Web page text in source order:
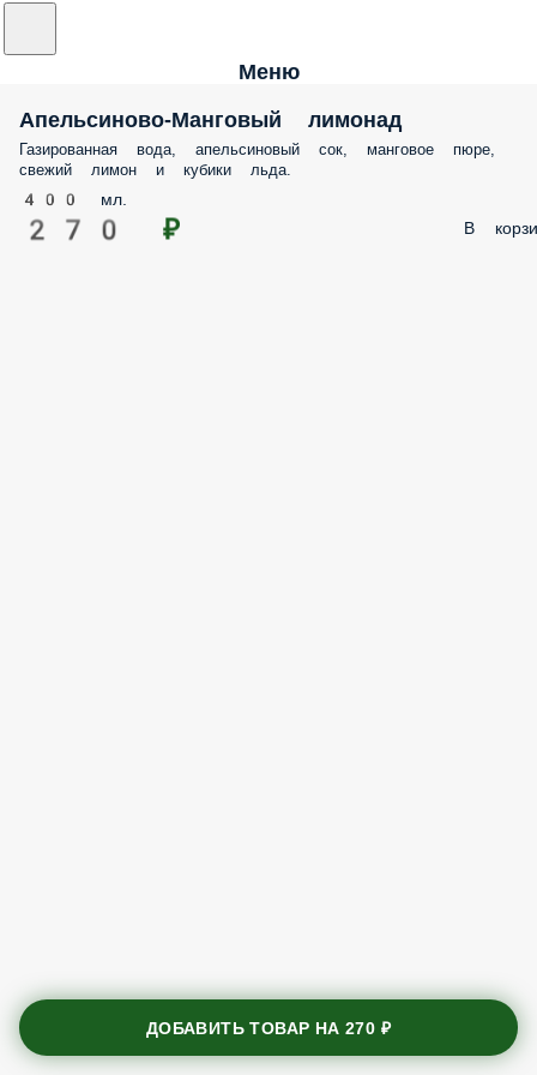
Меню
Апельсиново-Манговый лимонад
Газированная вода, апельсиновый сок, манговое пюре,
свежий лимон и кубики льда.
400 мл.
270 ₽ В
ДОБАВИТЬ ТОВАР НА270 ₽